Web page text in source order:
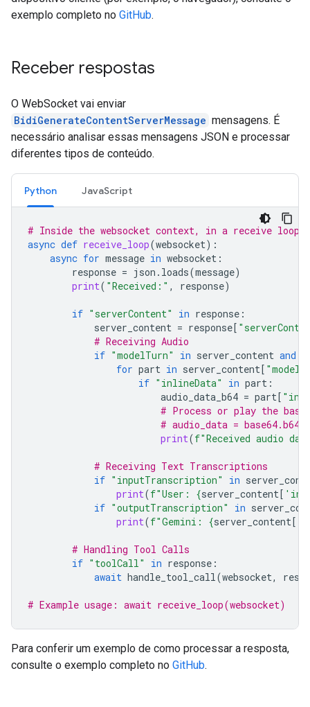
exemplo completo no GitHub.
Receber respostas
O WebSocket vai enviar
BidiGenerateContentServerMessage mensagens. É
necessário analisar essas mensagens JSON e processar
diferentes tipos de conteúdo.
Python JavaScript
# Inside the websocket context, in a receive loop
async def receive_loop(websocket):
async for message in websocket :
response = json . loads(message)
print( "Received:" , response)
if "serverContent" in response :
server_content = response[
# Receiving Audio
if "modelTurn" in server_content and
for part in server_content[
if "inlineData" in part :
audio_data_b64 = part[
# Process or play the
# audio_data =
print(f"Received audio
# Receiving Text Transcriptions
if "inputTranscription" in
print(f"User: {server_content[
if "outputTranscription" in
print(f"Gemini: {server_content[
# Handling Tool Calls
if "toolCall" in response :
await handle_tool_call(websocket,
# Example usage: await receive_loop(websocket)
Para conferir um exemplo de como processar a resposta,
consulte o exemplo completo no GitHub.